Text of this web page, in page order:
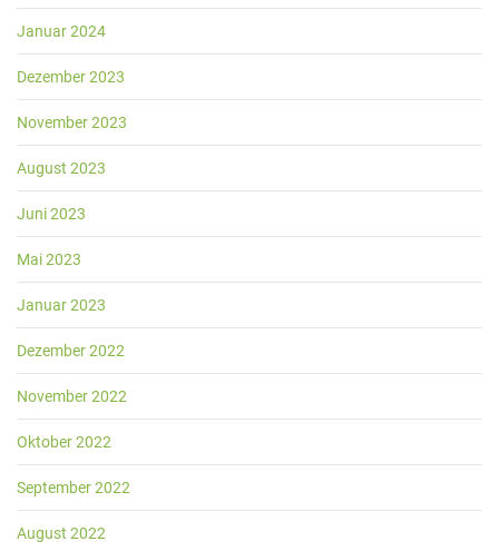
Januar 2024
Dezember 2023
November 2023
August 2023
Juni 2023
Mai 2023
Januar 2023
Dezember 2022
November 2022
Oktober 2022
September 2022
August 2022